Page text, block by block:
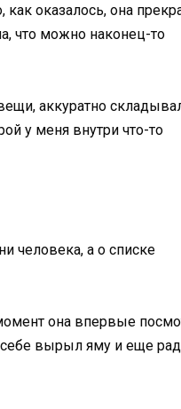
оказалось, она
что можно наконец-то
аккуратно
у меня внутри что-то
человека, а о списке
она впервые
вырыл яму и еще